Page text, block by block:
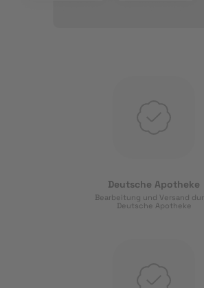
Deutsche Apotheke
Bearbeitung und Versand
Deutsche Apotheke